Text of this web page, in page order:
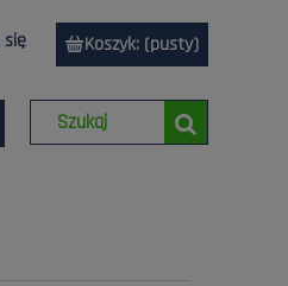
się Koszyk: (pusty)